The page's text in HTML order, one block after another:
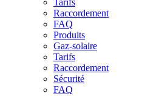
Raccordement
FAQ
Produits
Gaz-solaire
Tarifs
Raccordement
Sécurité
FAQ